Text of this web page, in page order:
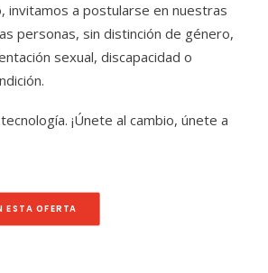
invitamos a postularse en nuestras
personas, sin distinción de género,
sexual, discapacidad o
¡Únete al cambio, únete a
ESTA OFERTA